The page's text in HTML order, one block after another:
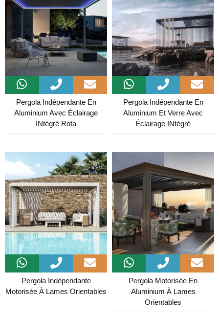
Pergola Indépendante En
Aluminium Avec Éclairage
INtégré Rota
Pergola Indépendante En
Aluminium Et Verre Avec
Éclairage INtégré
Pergola Indépendante
Motorisée À Lames Orientables
Pergola Motorisée En
Aluminium À Lames
Orientables